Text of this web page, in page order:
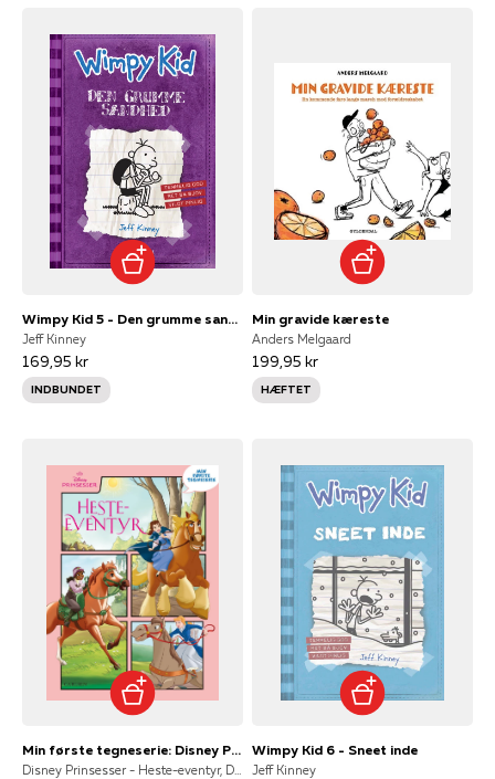
Wimpy Kid 5 - Den grumme sandhed
Jeff Kinney
169,95 kr
INDBUNDET
Min gravide kæreste
Anders Melgaard
199,95 kr
HÆFTET
Min første tegneserie: Disney Prinsesser - Heste-eventyr
Disney Prinsesser - Heste-eventyr, Disney
Wimpy Kid 6 - Sneet inde
Jeff Kinney